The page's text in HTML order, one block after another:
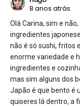
8 anos atrás
Olá Carina, sim e
ingredientes
não é só sushi, fritos
enorme variedade e
ingredientes e
mas sim alguns dos
Japão é que bento é
quiseres lá dentro, a